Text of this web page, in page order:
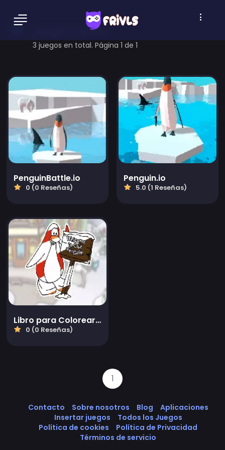
penguin Games
3 juegos en total. Página 1 de 1
PenguinBattle.io
0 (0 Reseñas)
Penguin.io
5.0 (1 Reseñas)
Libro para Colorear de Club Penguin
0 (0 Reseñas)
1
Contacto Sobre nosotros Blog
Aplicaciones
Insertar juegos
Todos los Juegos
Política de cookies
Política de Privacidad
Términos de servicio